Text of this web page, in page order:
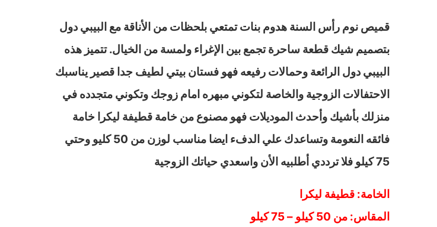
قميص نوم رأس السنة هدوم بنات تمتعي بلحظات من الأناقة مع البيبي دول
بتصميم شيك قطعة ساحرة تجمع بين الإغراء ولمسة من الخيال. تتميز هذه
البيبي دول الرائعة وحمالات رفيعه فهو فستان بيتي لطيف جدا قصير يناسبك
الاحتفالات الزوجية والخاصة لتكوني مبهره امام زوجك وتكوني متجدده في
منزلك بأشيك وأحدث الموديلات فهو مصنوع من خامة قطيفة ليكرا خامة
فائقه النعومة وتساعدك علي الدفء ايضا مناسب لوزن من 50 كليو وحتي
75 كيلو فلا ترددي أطلبيه الأن واسعدي حياتك الزوجية
الخامة: قطيفة ليكرا
المقاس: من 50 كيلو – 75 كيلو